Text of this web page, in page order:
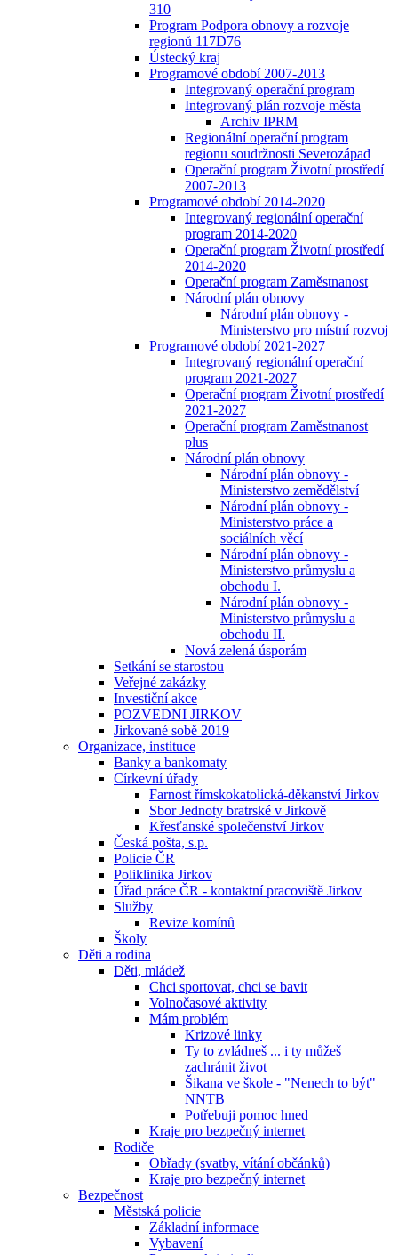
310
Program Podpora obnovy a rozvoje
regionů 117D76
Ústecký kraj
Programové období 2007-2013
Integrovaný operační program
Integrovaný plán rozvoje města
Archiv IPRM
Regionální operační program
regionu soudržnosti Severozápad
Operační program Životní prostředí
2007-2013
Programové období 2014-2020
Integrovaný regionální operační
program 2014-2020
Operační program Životní prostředí
2014-2020
Operační program Zaměstnanost
Národní plán obnovy
Národní plán obnovy -
Ministerstvo pro místní rozvoj
Programové období 2021-2027
Integrovaný regionální operační
program 2021-2027
Operační program Životní prostředí
2021-2027
Operační program Zaměstnanost
plus
Národní plán obnovy
Národní plán obnovy -
Ministerstvo zemědělství
Národní plán obnovy -
Ministerstvo práce a
sociálních věcí
Národní plán obnovy -
Ministerstvo průmyslu a
obchodu I.
Národní plán obnovy -
Ministerstvo průmyslu a
obchodu II.
Nová zelená úsporám
Setkání se starostou
Veřejné zakázky
Investiční akce
POZVEDNI JIRKOV
Jirkované sobě 2019
Organizace, instituce
Banky a bankomaty
Církevní úřady
Farnost římskokatolická-děkanství Jirkov
Sbor Jednoty bratrské v Jirkově
Křesťanské společenství Jirkov
Česká pošta, s.p.
Policie ČR
Poliklinika Jirkov
Úřad práce ČR - kontaktní pracoviště Jirkov
Služby
Revize komínů
Školy
Děti a rodina
Děti, mládež
Chci sportovat, chci se bavit
Volnočasové aktivity
Mám problém
Krizové linky
Ty to zvládneš ... i ty můžeš
zachránit život
Šikana ve škole - "Nenech to být"
NNTB
Potřebuji pomoc hned
Kraje pro bezpečný internet
Rodiče
Obřady (svatby, vítání občánků)
Kraje pro bezpečný internet
Bezpečnost
Městská policie
Základní informace
Vybavení